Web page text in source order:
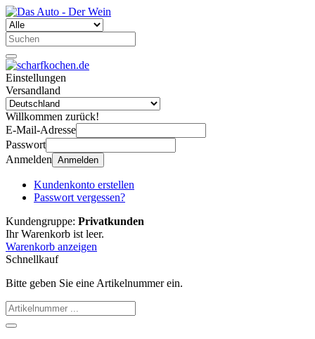
Einstellungen
Versandland
Willkommen zurück!
E-Mail-Adresse
Passwort
Anmelden Anmelden
Kundenkonto erstellen
Passwort vergessen?
Kundengruppe: Privatkunden
Ihr Warenkorb ist leer.
Warenkorb anzeigen
Schnellkauf
Bitte geben Sie eine Artikelnummer ein.